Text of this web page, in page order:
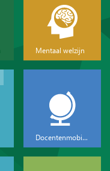
Mentaal welzijn
Docentenmobiliteit